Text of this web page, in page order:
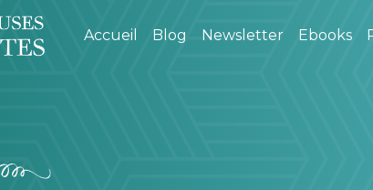
Accueil Blog Newsletter Ebooks